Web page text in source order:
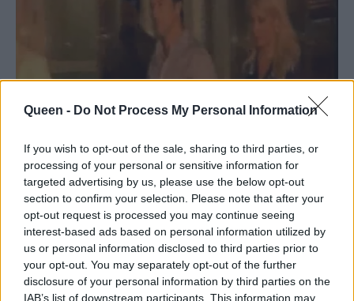
Queen - Do Not Process My Personal Information
If you wish to opt-out of the sale, sharing to third parties, or
processing of your personal or sensitive information for
targeted advertising by us, please use the below opt-out
section to confirm your selection. Please note that after your
opt-out request is processed you may continue seeing
interest-based ads based on personal information utilized by
us or personal information disclosed to third parties prior to
your opt-out. You may separately opt-out of the further
disclosure of your personal information by third parties on the
IAB’s list of downstream participants. This information may
ΔΙΑΒΑΣΤΕ ΕΠΙΣΗΣ: